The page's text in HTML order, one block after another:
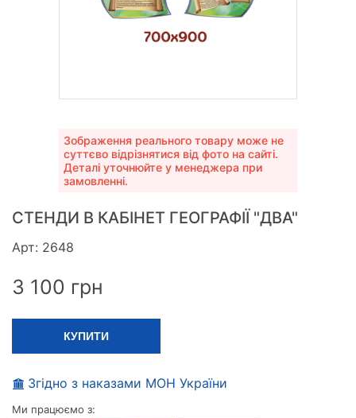
Зображення реального товару може не
суттєво відрізнятися від фото на сайті.
Деталі уточнюйте у менеджера при
замовленні.
СТЕНДИ В КАБІНЕТ ГЕОГРАФІЇ "ДВА"
Арт: 2648
3 100 грн
КУПИТИ
Згідно з наказами МОН України
Ми працюємо з: